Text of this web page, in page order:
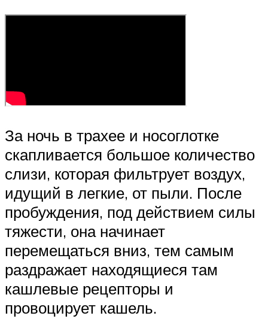
За ночь в трахее и носоглотке
скапливается большое количество
слизи, которая фильтрует воздух,
идущий в легкие, от пыли. После
пробуждения, под действием силы
тяжести, она начинает
перемещаться вниз, тем самым
раздражает находящиеся там
кашлевые рецепторы и
провоцирует кашель.